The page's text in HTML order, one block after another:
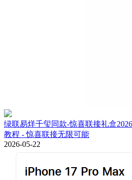
绿联易烊千玺同款-惊喜联接礼盒
教程 - 惊喜联接无限可能
2026-05-22